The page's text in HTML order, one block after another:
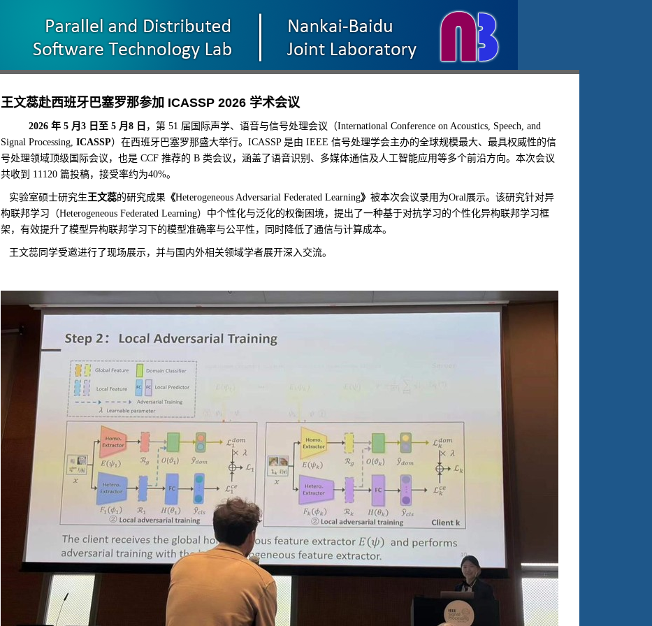
王文蕊赴西班牙巴塞罗那参加 ICASSP 2026 学术会议
2026 年 5 月 3 日至 5 月 8 日 ，第 51 届国际声学、语音与信号处理会议（International Conference on Acoustics, Speech, and
Signal Processing, ICASSP）在西班牙巴塞罗那盛大举行。 ICASSP 是由 IEEE 信号处理学会主办的全球规模最大、最具权威性的信
号处理领域顶级国际会议，也是 CCF 推荐的 B 类会议，涵盖了语音识别、多媒体通信及人工智能应用等多个前沿方向。本次会议
共收到 11120 篇投稿，接受率约为40%。
实验室硕士研究生王文蕊的研究成果 《Heterogeneous Adversarial Federated Learning》 被本次会议录用为Oral展示。该研究针对异
构联邦学习（Heterogeneous Federated Learning）中个性化与泛化的权衡困境，提出了一种基于对抗学习的个性化异构联邦学习框
架，有效提升了模型异构联邦学习下的模型准确率与公平性，同时降低了通信与计算成本。
王文蕊同学受邀进行了现场展示，并与国内外相关领域学者展开深入交流。